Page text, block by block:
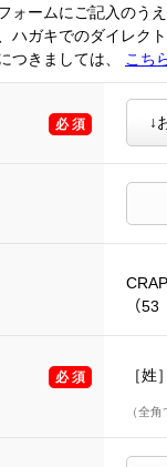
ォームにご記入のう
ハガキでのダイレク
つきましては、
こち
（
［姓
（全